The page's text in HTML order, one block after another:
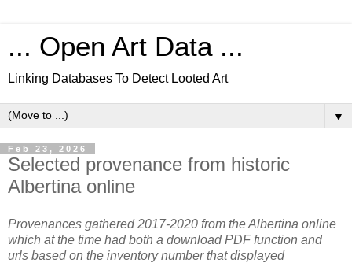
... Open Art Data ...
Linking Databases To Detect Looted Art
▼
Feb 23, 2026
Selected provenance from historic
Albertina online
Provenances gathered 2017-2020 from the Albertina online
which at the time had both a download PDF function and
urls based on the inventory number that displayed